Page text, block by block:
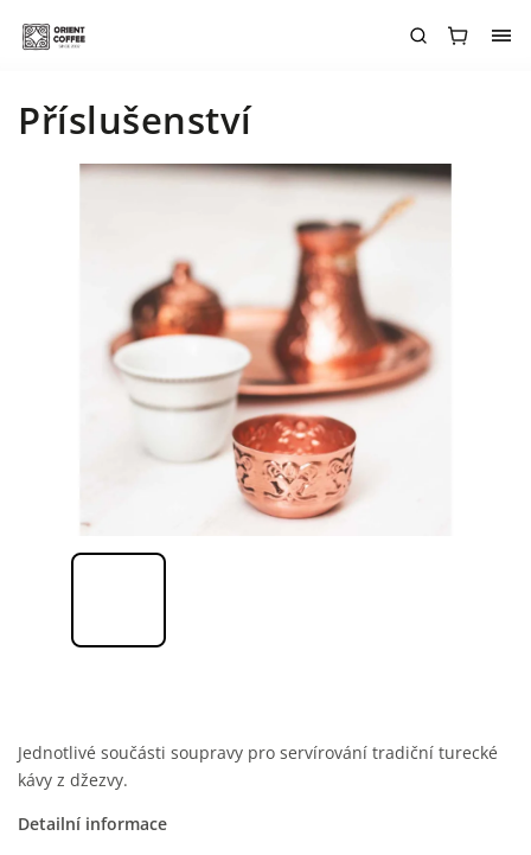
Příslušenství
Jednotlivé součásti soupravy pro servírování tradiční turecké
kávy z džezvy.
Detailní informace